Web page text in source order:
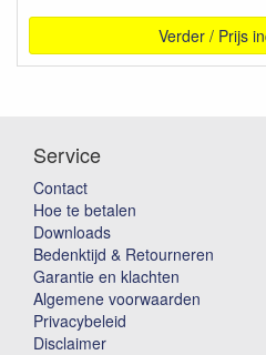
Verder / Prijs
Service
Contact
Hoe te betalen
Downloads
Bedenktijd & Retourneren
Garantie en klachten
Algemene voorwaarden
Privacybeleid
Disclaimer